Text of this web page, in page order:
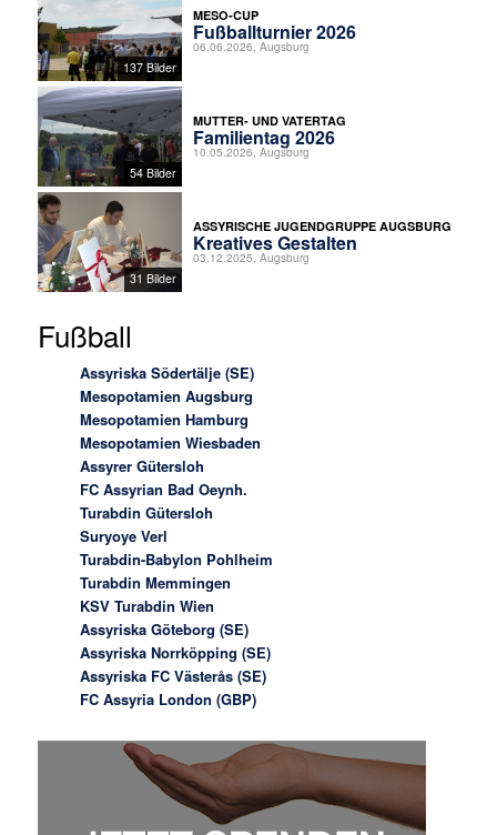
137 Bilder
MESO-CUP
Fußballturnier 2026
06.06.2026, Augsburg
54 Bilder
MUTTER- UND VATERTAG
Familientag 2026
10.05.2026, Augsburg
31 Bilder
ASSYRISCHE JUGENDGRUPPE AUGSBURG
Kreatives Gestalten
03.12.2025, Augsburg
Fußball
Assyriska Södertälje (SE)
Mesopotamien Augsburg
Mesopotamien Hamburg
Mesopotamien Wiesbaden
Assyrer Gütersloh
FC Assyrian Bad Oeynh.
Turabdin Gütersloh
Suryoye Verl
Turabdin-Babylon Pohlheim
Turabdin Memmingen
KSV Turabdin Wien
Assyriska Göteborg (SE)
Assyriska Norrköpping (SE)
Assyriska FC Västerås (SE)
FC Assyria London (GBP)